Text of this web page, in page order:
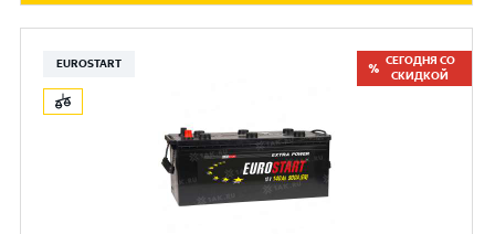
EUROSTART
СЕГОДНЯ СО
СКИДКОЙ